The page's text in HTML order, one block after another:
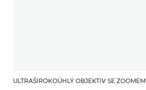
ULTRAŠIROKOÚHLÝ OBJEKTIV SE ZOOMEM